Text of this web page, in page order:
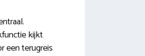
kijkt
een terugreis